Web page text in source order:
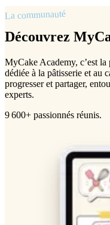
La communauté
Découvrez
MyCake Academy, c’est
dédiée à la pâtisserie et au
progresser et partager,
experts.
9 600+ passionnés réunis.